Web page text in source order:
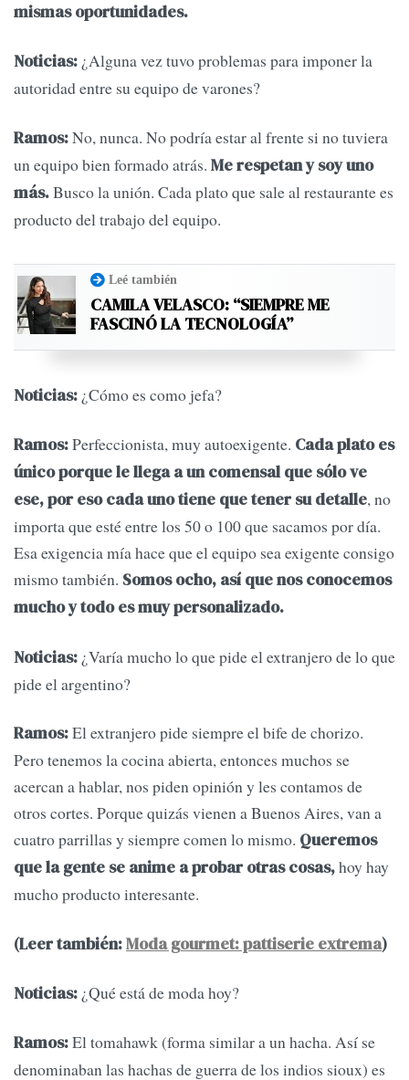
mismas oportunidades.
Noticias: ¿Alguna vez tuvo problemas para imponer la
autoridad entre su equipo de varones?
Ramos:No, nunca. No podría estar al frente si no tuviera
un equipo bien formado atrás. Me respetan y soy uno
más.Busco la unión. Cada plato que sale al restaurante es
producto del trabajo del equipo.
Leé también
CAMILA VELASCO: “SIEMPRE ME
FASCINÓ LA TECNOLOGÍA”
Noticias: ¿Cómo es como jefa?
Ramos:Perfeccionista, muy autoexigente. Cada plato es
único porque le llega a un comensal que sólo ve
ese, por eso cada uno tiene que tener su detalle, no
importa que esté entre los 50 o 100 que sacamos por día.
Esa exigencia mía hace que el equipo sea exigente consigo
mismo también. Somos ocho, así que nos conocemos
mucho y todo es muy personalizado.
Noticias: ¿Varía mucho lo que pide el extranjero de lo que
pide el argentino?
Ramos:El extranjero pide siempre el bife de chorizo.
Pero tenemos la cocina abierta, entonces muchos se
acercan a hablar, nos piden opinión y les contamos de
otros cortes. Porque quizás vienen a Buenos Aires, van a
cuatro parrillas y siempre comen lo mismo. Queremos
que la gente se anime a probar otras cosas,hoy hay
mucho producto interesante.
(Leer también:Moda gourmet: pattiserie extrema)
Noticias: ¿Qué está de moda hoy?
Ramos:El tomahawk (forma similar a un hacha. Así se
denominaban las hachas de guerra de los indios sioux) es